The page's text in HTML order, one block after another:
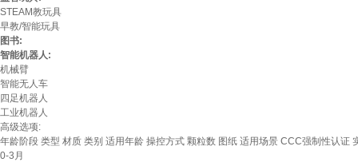
STEAM教玩具
早教/智能玩具
图书:
智能机器人:
机械臂
智能无人车
四足机器人
工业机器人
高级选项:
年龄阶段 类型 材质 类别 适用年龄 操控方式 颗粒数 图纸 适用场景 CCC强制性认证
0-3月